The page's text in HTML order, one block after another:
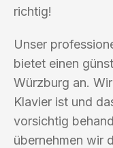
richtig!
Unser
bietet einen
Würzburg an.
Klavier ist und
vorsichtig
übernehmen wir